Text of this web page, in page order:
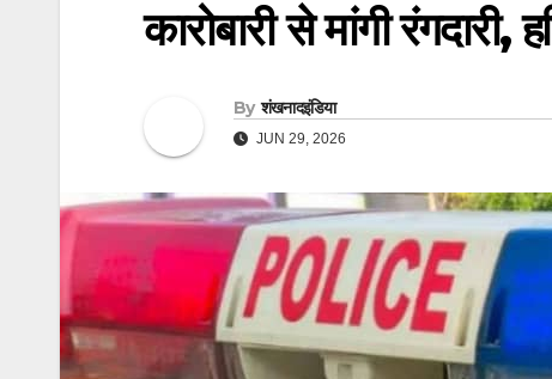
कारोबारी से मांगी रंगदारी,
By शंखनादइंडिया
JUN 29, 2026